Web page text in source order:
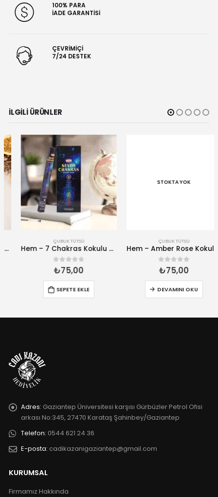
100% PARA
İADE GARANTİSİ
ÇEVRİMİÇİ
7/24 DESTEK
İLGILI ÜRÜNLER
ÇUBUK TÜTSÜ
Hem – 7 Chakras Kokulu 20 Çubuk Tütsü
5 üzerinden
75,00
SEPETE EKLE
STOKTA YOK
ÇUBUK TÜTSÜ
Hem – Amber Rose Kokulu 20 Çubuk Tütsü
5 üzerinden
75,00
DEVAMINI OKU
Adres: Gaziantep Üniversitesi karşısı Gürbüzler Petrol Ofisi
arkası No:345, 27470 Karataş Şahinbey/Gaziantep
Telefon: 0544 621 24 36
E-posta: cadikazanigaziantep@gmail.com
KURUMSAL
Firmamız Hakkında